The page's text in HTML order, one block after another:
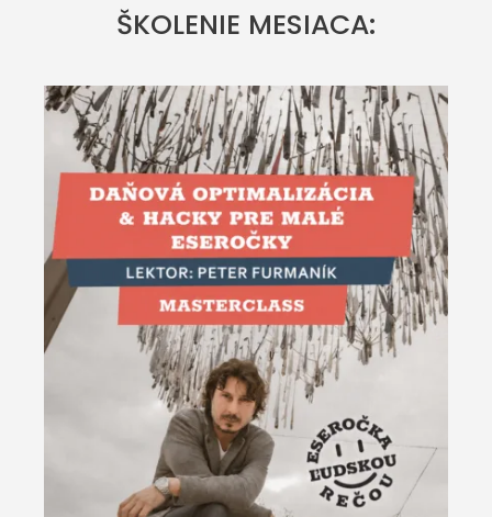
ŠKOLENIE MESIACA: